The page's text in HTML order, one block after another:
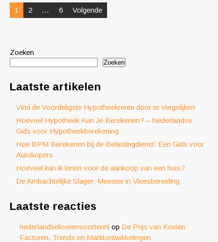
Posts
pagination
1 2 … 6 Volgende
Zoeken
Zoeken
Laatste artikelen
Vind de Voordeligste Hypotheekrente door te Vergelijken
Hoeveel Hypotheek Kun Je Berekenen? – Nederlandse
Gids voor Hypotheekberekening
Hoe BPM Berekenen bij de Belastingdienst: Een Gids voor
Autokopers
Hoeveel kan ik lenen voor de aankoop van een huis?
De Ambachtelijke Slager: Meester in Vleesbereiding
Laatste reacties
nederlandsekoeiensoortennl op De Prijs van Koeien:
Factoren, Trends en Marktontwikkelingen